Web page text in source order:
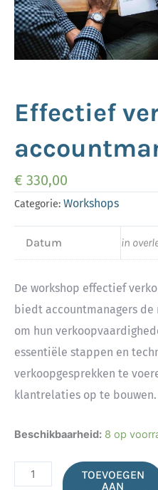
Effectief
€ 330,00
Categorie: Workshops
Datum in
De workshop effectief
biedt accountmanagers
om hun
essentiële stappen en
verkoopgesprekken te
klantrelaties op te bouwen.
Beschikbaarheid: 8 op
Effectief
voor
accountmanagers
TOEVOEGEN
AAN